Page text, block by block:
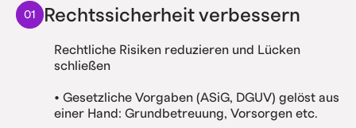
01 Rechtssicherheit verbessern
Rechtliche Risiken reduzieren und Lücken
schließen
• Gesetzliche Vorgaben (ASiG, DGUV) gelöst aus
einer Hand: Grundbetreuung, Vorsorgen etc.